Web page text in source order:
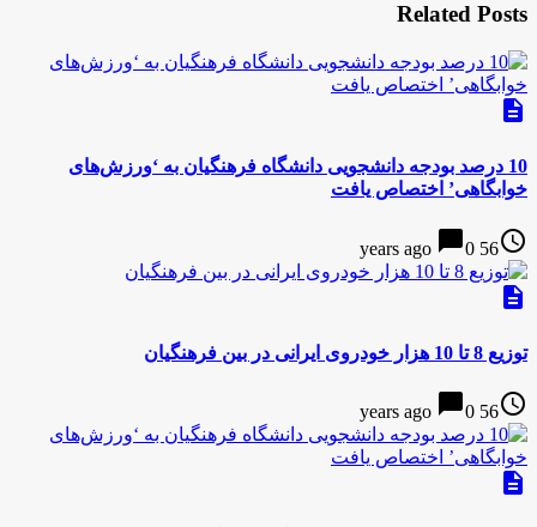
Related Posts
description
10 درصد بودجه‌ دانشجویی دانشگاه فرهنگیان به ‘ورزش‌های
خوابگاهی’ اختصاص یافت
access_time
56 years ago
chat_bubble0
description
توزیع 8 تا 10 هزار خودروی ایرانی در بین فرهنگیان
access_time
56 years ago
chat_bubble0
description